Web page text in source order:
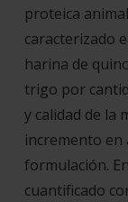
proteica
caracterizado
harina de
trigo por
y calidad de la
incremento en
formulación.
cuantificado